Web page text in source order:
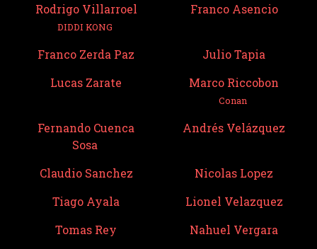
Rodrigo Villarroel
DIDDI KONG
Franco Asencio
Franco Zerda Paz
Julio Tapia
Lucas Zarate
Marco Riccobon
Conan
Fernando Cuenca
Sosa
Andrés Velázquez
Claudio Sanchez
Nicolas Lopez
Tiago Ayala
Lionel Velazquez
Tomas Rey
Nahuel Vergara